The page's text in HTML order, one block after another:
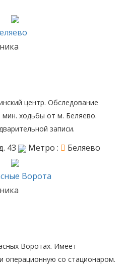
центр. Обследование
ходьбы от м. Беляево.
записи.
43 Метро : Беляево
Ворота
Воротах. Имеет
операционную со стационаром.